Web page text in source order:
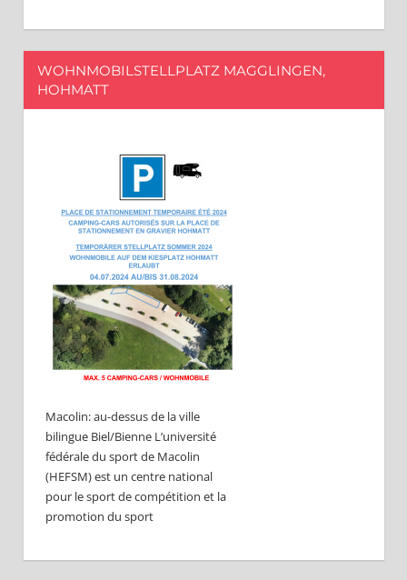
WOHNMOBILSTELLPLATZ MAGGLINGEN,
HOHMATT
Macolin: au-dessus de la ville
bilingue Biel/Bienne L’université
fédérale du sport de Macolin
(HEFSM) est un centre national
pour le sport de compétition et la
promotion du sport